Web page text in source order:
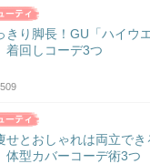
きり脚長！GU「ハイウ
着回しコーデ3つ
せとおしゃれは両立でき
体型カバーコーデ術3つ